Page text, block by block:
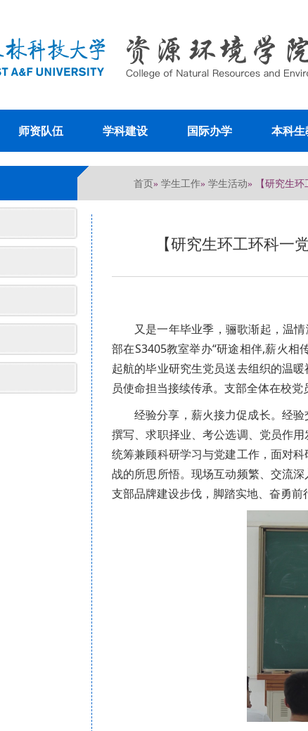
师资队伍 学科建设 国际办学 本科
首页» 学生工作» 学生活动» 【研究生环
【研究生环工环科一
又是一年毕业季，骊歌渐起，温
部在S3405教室举办“研途相伴,薪火相
起航的毕业研究生党员送去组织的温
员使命担当接续传承。支部全体在校党
经验分享，薪火接力促成长。经
撰写、求职择业、考公选调、党员作
统筹兼顾科研学习与党建工作，面对
战的所思所悟。现场互动频繁、交流
支部品牌建设步伐，脚踏实地、奋勇前